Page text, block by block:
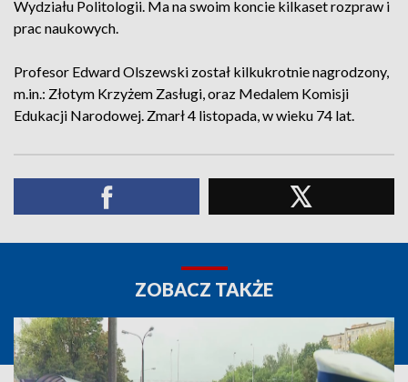
Wydziału Politologii. Ma na swoim koncie kilkaset rozpraw i
prac naukowych.
Profesor Edward Olszewski został kilkukrotnie nagrodzony,
m.in.: Złotym Krzyżem Zasługi, oraz Medalem Komisji
Edukacji Narodowej. Zmarł 4 listopada, w wieku 74 lat.
ZOBACZ TAKŻE